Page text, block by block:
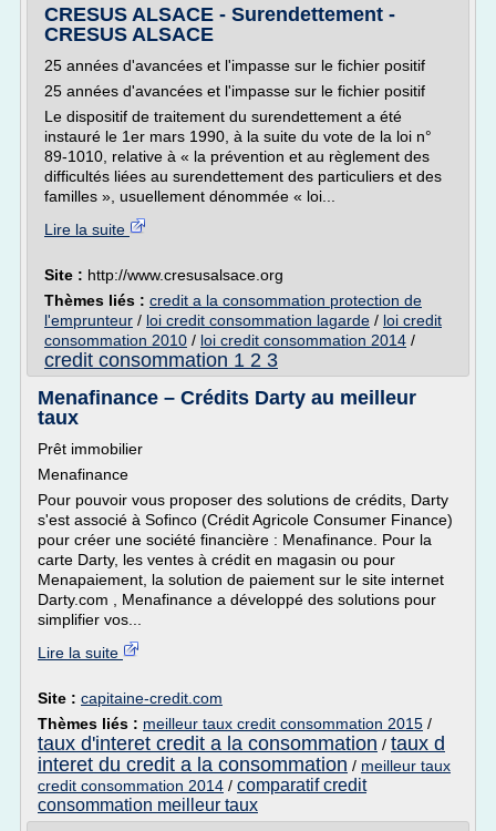
CRESUS ALSACE - Surendettement -
CRESUS ALSACE
25 années d'avancées et l'impasse sur le fichier positif
25 années d'avancées et l'impasse sur le fichier positif
Le dispositif de traitement du surendettement a été
instauré le 1er mars 1990, à la suite du vote de la loi n°
89-1010, relative à « la prévention et au règlement des
difficultés liées au surendettement des particuliers et des
familles », usuellement dénommée « loi...
Lire la suite
Site : http://www.cresusalsace.org
Thèmes liés : credit a la consommation protection de
l'emprunteur / loi credit consommation lagarde / loi credit
consommation 2010 / loi credit consommation 2014 /
credit consommation 1 2 3
Menafinance – Crédits Darty au meilleur
taux
Prêt immobilier
Menafinance
Pour pouvoir vous proposer des solutions de crédits, Darty
s'est associé à Sofinco (Crédit Agricole Consumer Finance)
pour créer une société financière : Menafinance. Pour la
carte Darty, les ventes à crédit en magasin ou pour
Menapaiement, la solution de paiement sur le site internet
Darty.com , Menafinance a développé des solutions pour
simplifier vos...
Lire la suite
Site : capitaine-credit.com
Thèmes liés : meilleur taux credit consommation 2015 /
taux d'interet credit a la consommation / taux d
interet du credit a la consommation / meilleur taux
credit consommation 2014 / comparatif credit
consommation meilleur taux